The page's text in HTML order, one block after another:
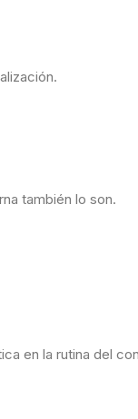
también lo son.
en la rutina del